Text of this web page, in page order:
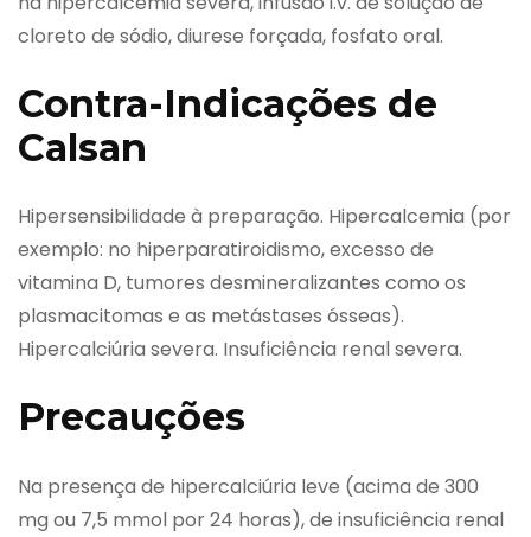
cloreto de sódio, diurese forçada, fosfato oral.
Contra-Indicações de
Calsan
Hipersensibilidade à preparação. Hipercalcemia (por
exemplo: no hiperparatiroidismo, excesso de
vitamina D, tumores desmineralizantes como os
plasmacitomas e as metástases ósseas).
Hipercalciúria severa. Insuficiência renal severa.
Precauções
Na presença de hipercalciúria leve (acima de 300
mg ou 7,5 mmol por 24 horas), de insuficiência renal